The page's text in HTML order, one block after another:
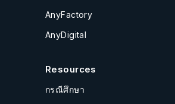
AnyFactory
AnyDigital
Resources
กรณีศึกษา